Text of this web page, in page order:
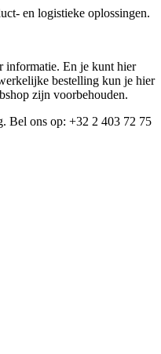
en logistieke oplossingen.
informatie. En je kunt hier
bestelling kun je hier
zijn voorbehouden.
Bel ons op: +32 2 403 72 75